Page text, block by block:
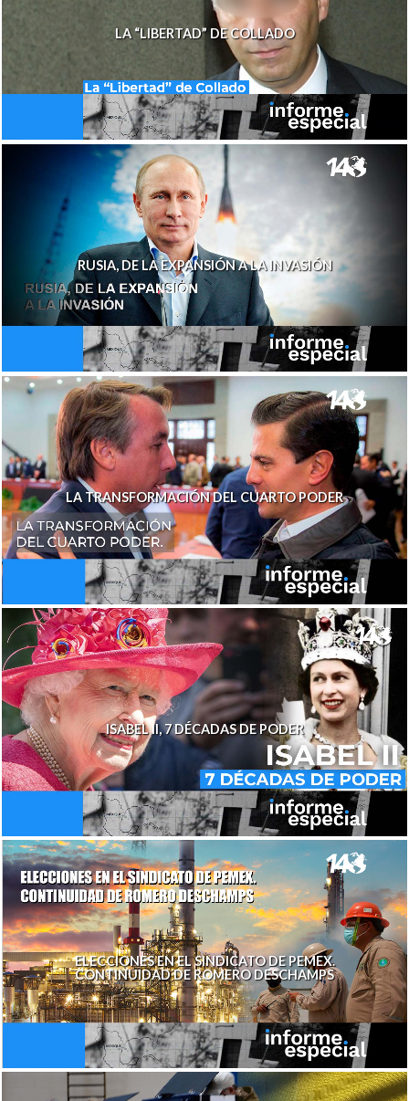
LA “LIBERTAD” DE COLLADO
RUSIA, DE LA EXPANSIÓN A LA INVASIÓN
LA TRANSFORMACIÓN DEL CUARTO PODER
ISABEL II, 7 DÉCADAS DE PODER
ELECCIONES EN EL SINDICATO DE PEMEX.
CONTINUIDAD DE ROMERO DESCHAMPS